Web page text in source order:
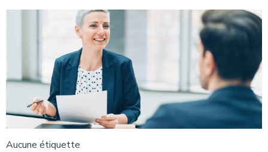
Aucune étiquette